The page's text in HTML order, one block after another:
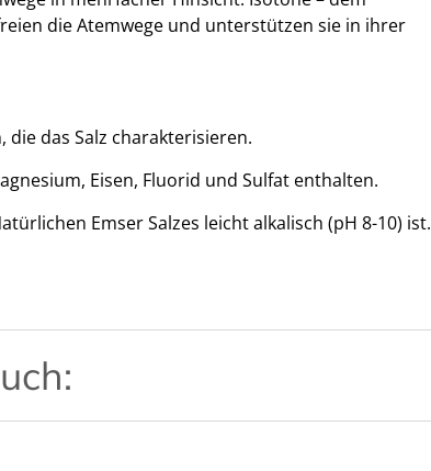
die Atemwege und unterstützen sie in ihrer
das Salz charakterisieren.
Eisen, Fluorid und Sulfat enthalten.
Emser Salzes leicht alkalisch (pH 8-10) ist.